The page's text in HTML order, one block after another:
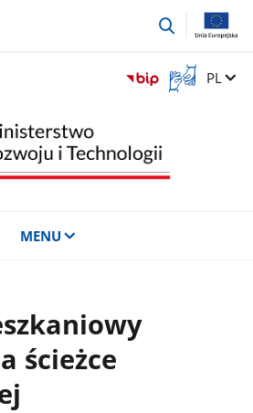
przejdź
Otwórz
okno
migowego
Zmień
PL
MENU
ścieżce